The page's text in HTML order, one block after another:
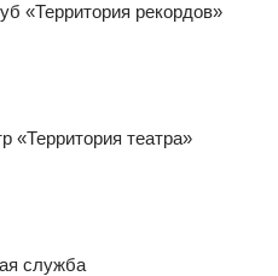
«Территория рекордов»
«Территория театра»
служба